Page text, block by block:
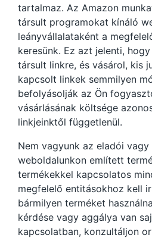
tartalmaz. Az Amazon
társult programokat kínáló
leányvállalataként a
keresünk. Ez azt jelenti,
társult linkre, és vásárol, kis
kapcsolt linkek semmilyen
befolyásolják az Ön
vásárlásának költsége
linkjeinktől függetlenül.
Nem vagyunk az eladói
weboldalunkon említett
termékekkel kapcsolatos
megfelelő entitásokhoz kell
bármilyen terméket
kérdése vagy aggálya van
kapcsolatban, konzultáljon